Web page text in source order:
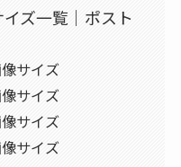
ズ一覧｜ポスト
サイズ
サイズ
サイズ
サイズ